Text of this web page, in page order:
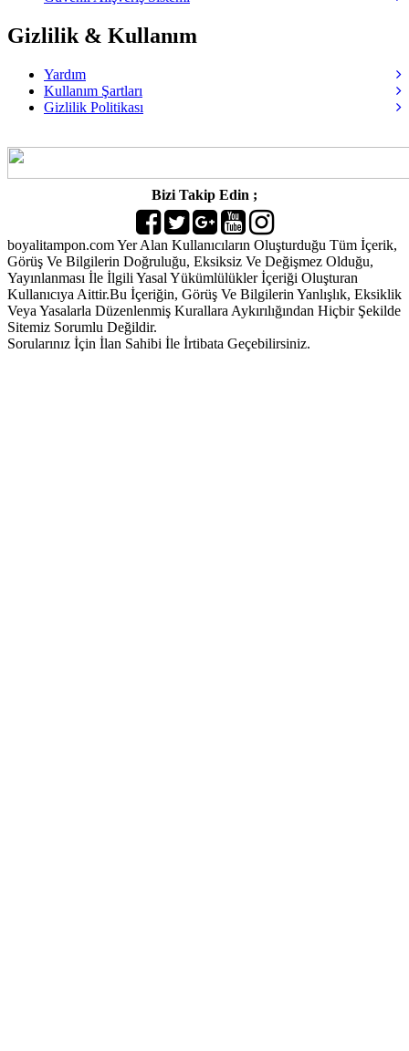
Gizlilik & Kullanım
Yardım
Kullanım Şartları
Gizlilik Politikası
Bizi Takip Edin ;
boyalitampon.com Yer Alan Kullanıcıların Oluşturduğu Tüm İçerik,
Görüş Ve Bilgilerin Doğruluğu, Eksiksiz Ve Değişmez Olduğu,
Yayınlanması İle İlgili Yasal Yükümlülükler İçeriği Oluşturan
Kullanıcıya Aittir.Bu İçeriğin, Görüş Ve Bilgilerin Yanlışlık, Eksiklik
Veya Yasalarla Düzenlenmiş Kurallara Aykırılığından Hiçbir Şekilde
Sitemiz Sorumlu Değildir.
Sorularınız İçin İlan Sahibi İle İrtibata Geçebilirsiniz.